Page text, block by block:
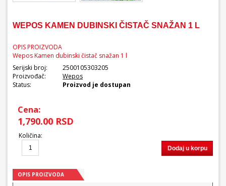
WEPOS KAMEN DUBINSKI ČISTAČ SNAŽAN 1 L
OPIS PROIZVODA
Wepos Kamen dubinski čistač snažan 1 l
Serijski broj:
2500105303205
Proizvođač:
Wepos
Status:
Proizvod je dostupan
Cena:
1,790.00 RSD
Količina:
Dodaj u korpu
OPIS PROIZVODA